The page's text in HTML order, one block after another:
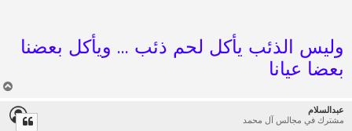
وليس الذئب يأكل لحم ذئب ... ويأكل بعضنا
بعضا عيانا
عبدالسلام
مشترك في مجالس آل محمد